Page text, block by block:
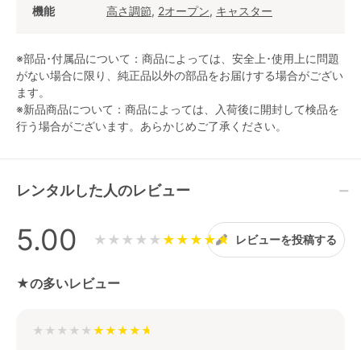
機能 高さ調節, 2オープン, キャスター
※部品･付属品について：商品によっては、安全上･使用上に問題
がない場合に限り、純正品以外の部品をお届けする場合がござい
ます。
※新品商品について：商品によっては、入荷後に開封して検品を
行う場合がございます。あらかじめご了承ください。
レンタルした人のレビュー
5.00 ★★★★★ レビューを投稿する
★の多いレビュー
★★★★★